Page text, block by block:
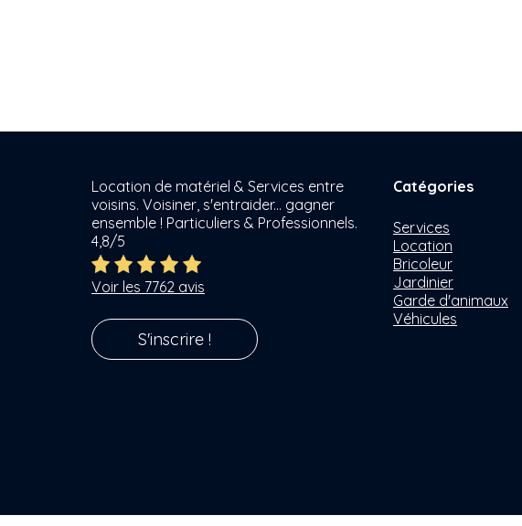
Location de matériel & Services entre
voisins. Voisiner, s'entraider... gagner
ensemble ! Particuliers & Professionnels.
4,8/5
Voir les 7762 avis
S'inscrire !
Catégories
Services
Location
Bricoleur
Jardinier
Garde d'animaux
Véhicules